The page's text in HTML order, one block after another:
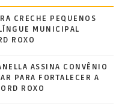
CRECHE PEQUENOS
MUNICIPAL
ROXO
ASSINA CONVÊNIO
PARA FORTALECER A
ROXO